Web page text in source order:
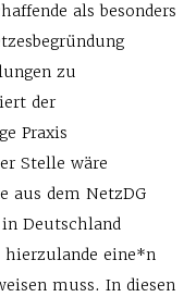
als besonders
zu
der
Praxis
Stelle wäre
aus dem NetzDG
Deutschland
eine*n
muss. In diesen